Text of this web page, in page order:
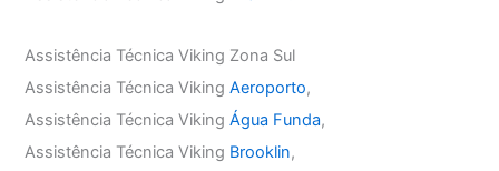
Assistência Técnica Viking Zona Sul
Assistência Técnica VikingAeroporto,
Assistência Técnica VikingÁgua Funda,
Assistência Técnica Viking Brooklin,